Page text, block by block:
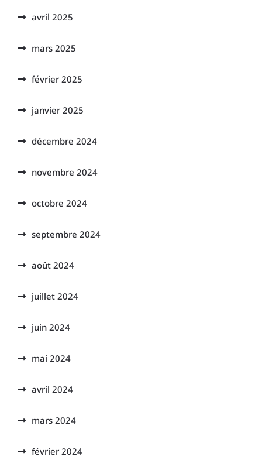
avril 2025
mars 2025
février 2025
janvier 2025
décembre 2024
novembre 2024
octobre 2024
septembre 2024
août 2024
juillet 2024
juin 2024
mai 2024
avril 2024
mars 2024
février 2024